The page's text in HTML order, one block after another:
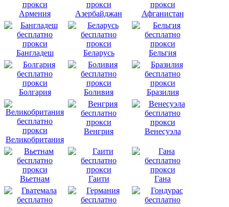
Армения Азербайджан Афганистан
Бангладеш Беларусь Бельгия
Болгария Боливия Бразилия
Великобритания
Венгрия Венесуэла
Вьетнам Гаити Гана